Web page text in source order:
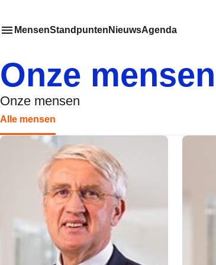
Toon het submenu van
Meer menu items
MensenStandpunten NieuwsAgenda
Onze mensen
Onze mensen
Alle mensen